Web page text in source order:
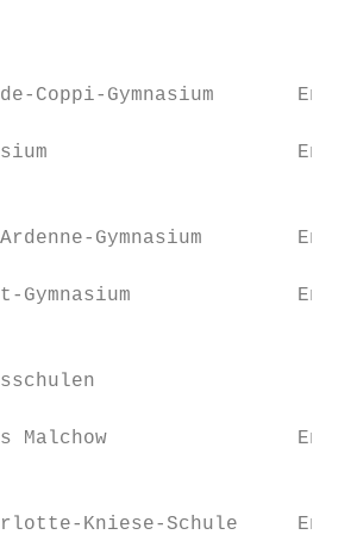
Coppi-Gymnasium
Ardenne-Gymnasium
Gymnasium
Malchow
Kniese-Schule